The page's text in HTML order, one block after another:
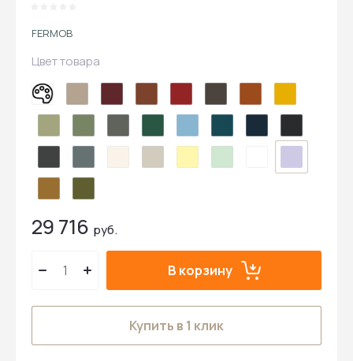
FERMOB
Цвет товара
29 716 руб.
В корзину
Купить в 1 клик